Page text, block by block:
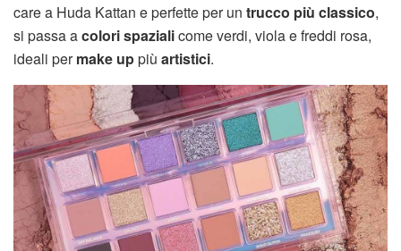
care a Huda Kattan e perfette per un trucco più classico,
si passa acolori spazialicome verdi, viola e freddi rosa,
ideali permake uppiù artistici.